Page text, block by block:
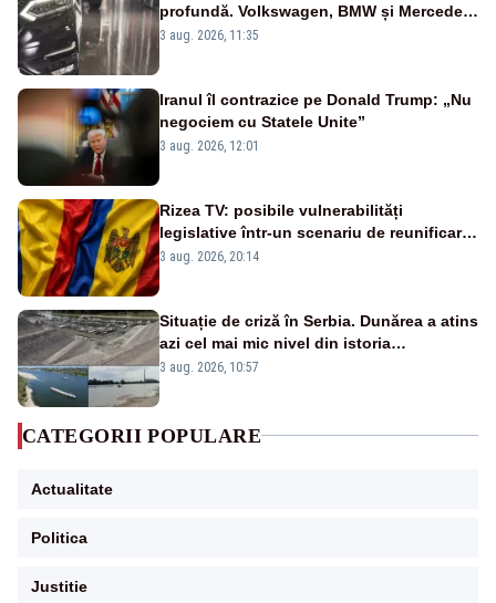
profundă. Volkswagen, BMW și Mercedes
reduc mii de posturi
3 aug. 2026, 11:35
Iranul îl contrazice pe Donald Trump: „Nu
negociem cu Statele Unite”
3 aug. 2026, 12:01
Rizea TV: posibile vulnerabilități
legislative într-un scenariu de reunificare
România–Republica Moldova
3 aug. 2026, 20:14
Situație de criză în Serbia. Dunărea a atins
azi cel mai mic nivel din istoria
măsurătorilor. Se prefigurează restricții
3 aug. 2026, 10:57
CATEGORII POPULARE
Actualitate
Politica
Justitie